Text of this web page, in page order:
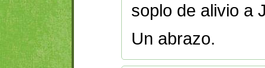
soplo de alivio a
Un abrazo.